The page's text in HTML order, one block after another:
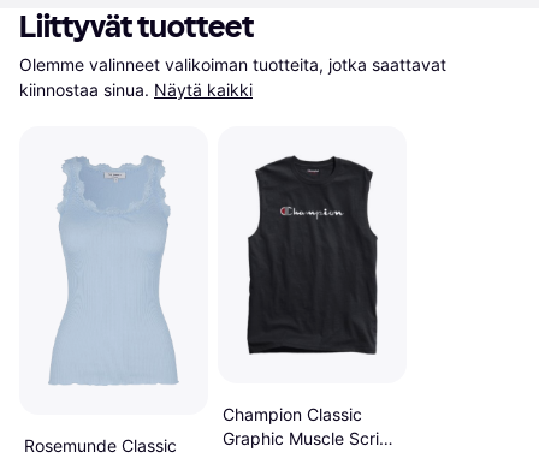
Liittyvät tuotteet
Olemme valinneet valikoiman tuotteita, jotka saattavat
kiinnostaa sinua. Näytä kaikki
Rosemunde Classic
Champion Classic
Graphic Muscle Script